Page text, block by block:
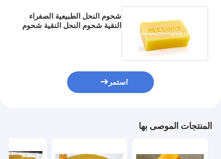
شحوم النحل الطبيعية الصفراء
النقية شحوم النحل النقية شحوم
استمر
المنتجات الموصى بها